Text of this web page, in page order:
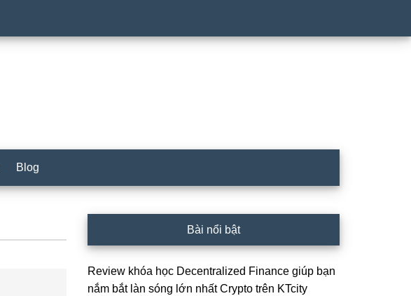
Blog
chính
Bài nổi bật
Review khóa học Decentralized Finance giúp bạn
nắm bắt làn sóng lớn nhất Crypto trên KTcity